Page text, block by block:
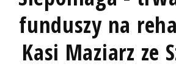
funduszy na
Kasi Maziarz ze